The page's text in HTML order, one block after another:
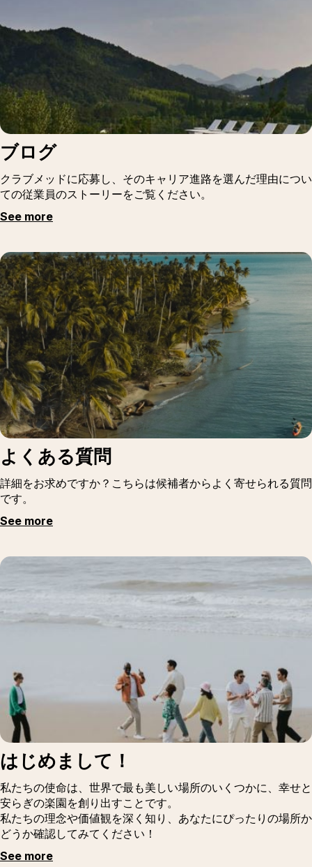
ブログ
クラブメッドに応募し、そのキャリア進路を選んだ理由につい
ての従業員のストーリーをご覧ください。
See more
よくある質問
詳細をお求めですか？こちらは候補者からよく寄せられる質問
です。
See more
はじめまして！
私たちの使命は、世界で最も美しい場所のいくつかに、幸せと
安らぎの楽園を創り出すことです。
私たちの理念や価値観を深く知り、あなたにぴったりの場所か
どうか確認してみてください！
See more